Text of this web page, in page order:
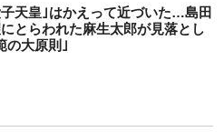
天皇｣はかえって近づいた…島田
とらわれた麻生太郎が見落とし
の大原則｣